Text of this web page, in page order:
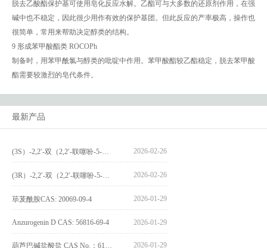
脱去乙酸酯保护基可使用皂化反应水解。乙酯可与大多数的还原剂作用，在强
碱中也不稳定，因此很少用作有效的保护基团。但此反应的产率极高，操作也
很简单，常用来帮助决定醇类的结构。
9 形成苯甲酸酯类 ROCOPh
制备时，用苯甲酰氯与醇类的吡啶中作用。苯甲酸酯较乙酯稳定，脱去苯甲酸
酯需要较激烈的皂代条件。
最新产品
2026-02-26
2026-02-26
荜茇酰胺CAS: 20069-09-4 2026-01-29
Anzurogenin D CAS: 56816-69-4 2026-01-29
2026-01-29